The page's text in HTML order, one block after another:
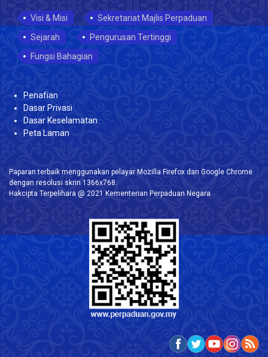
Visi & Misi
Sekretariat Majlis Perpaduan
Sejarah
Pengurusan Tertinggi
Fungsi Bahagian
Penafian
Dasar Privasi
Dasar Keselamatan
Peta Laman
Paparan terbaik menggunakan pelayar Mozilla Firefox dan Google Chrome
dengan resolusi skrin 1366x768.
Hakcipta Terpelihara @ 2021 Kementerian Perpaduan Negara